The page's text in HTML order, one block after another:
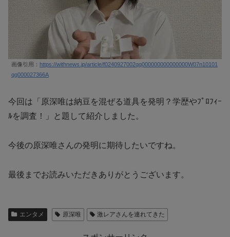
画像引用： https://withnews.jp/article/f0240927002qq000000000000000W07n10101
qq000027366A
今回は「原深唯は納豆を混ぜる道具を発明？学歴やﾌﾟﾛﾌｨｰ
ﾙを調査！」と題して紹介しました。
今後の原深唯さんの発明に期待したいですね。
最後までお読みいただきありがとうございます。
エンタメ 原深唯 激レアさんを連れてきた